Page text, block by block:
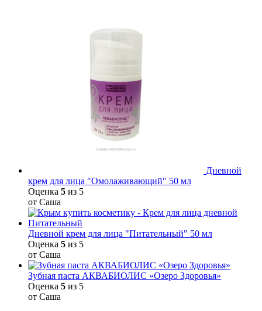
Дневной
крем для лица "Омолаживающий" 50 мл
Оценка 5 из 5
от Саша
Дневной крем для лица "Питательный" 50 мл
Оценка 5 из 5
от Саша
Зубная паста АКВАБИОЛИС «Озеро Здоровья»
Оценка 5 из 5
от Саша